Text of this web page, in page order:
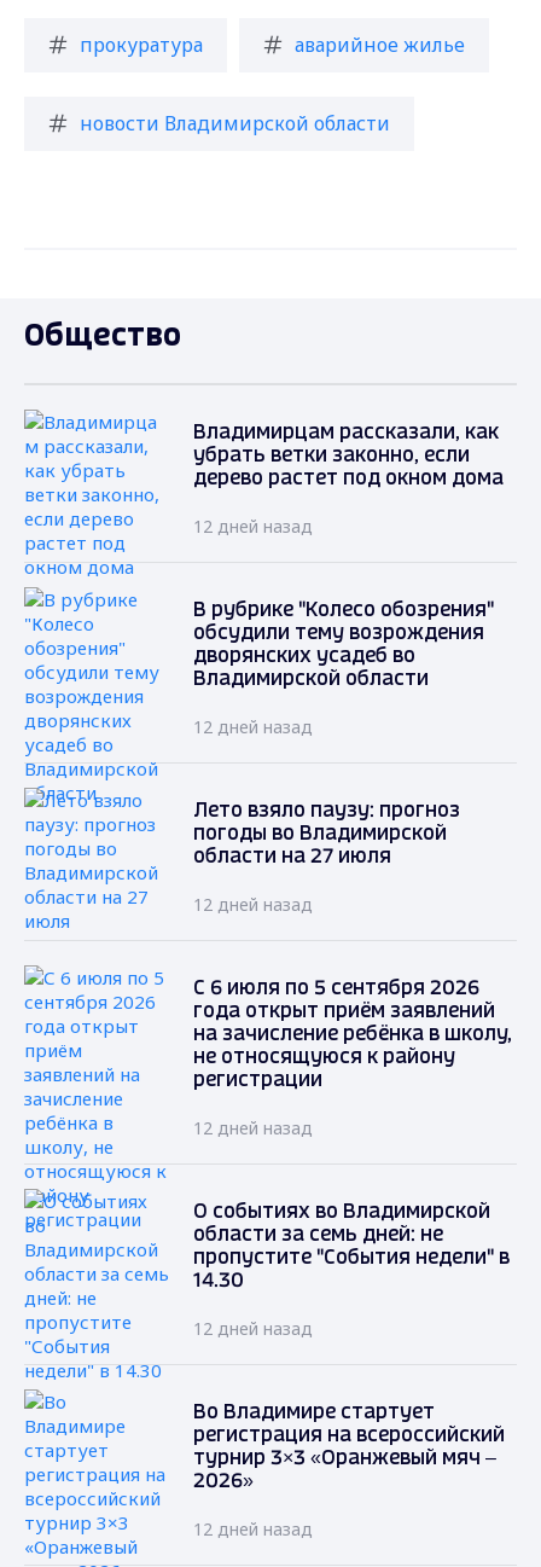
прокуратура аварийное жилье
новости Владимирской области
Общество
Владимирцам рассказали, как
убрать ветки законно, если
дерево растет под окном дома
12 дней назад
В рубрике "Колесо обозрения"
обсудили тему возрождения
дворянских усадеб во
Владимирской области
12 дней назад
Лето взяло паузу: прогноз
погоды во Владимирской
области на 27 июля
12 дней назад
С 6 июля по 5 сентября 2026
года открыт приём заявлений
на зачисление ребёнка в школу,
не относящуюся к району
регистрации
12 дней назад
О событиях во Владимирской
области за семь дней: не
пропустите "События недели" в
14.30
12 дней назад
Во Владимире стартует
регистрация на всероссийский
турнир 3×3 «Оранжевый мяч –
2026»
12 дней назад